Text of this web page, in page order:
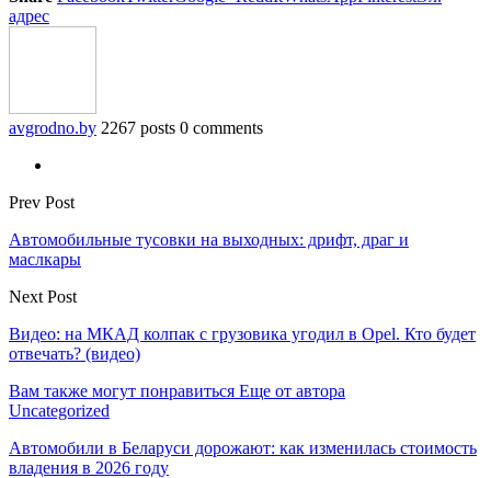
адрес
avgrodno.by 2267 posts 0 comments
Prev Post
Автомобильные тусовки на выходных: дрифт, драг и
маслкары
Next Post
Видео: на МКАД колпак с грузовика угодил в Opel. Кто будет
отвечать? (видео)
Вам также могут понравиться Еще от автора
Uncategorized
Автомобили в Беларуси дорожают: как изменилась стоимость
владения в 2026 году